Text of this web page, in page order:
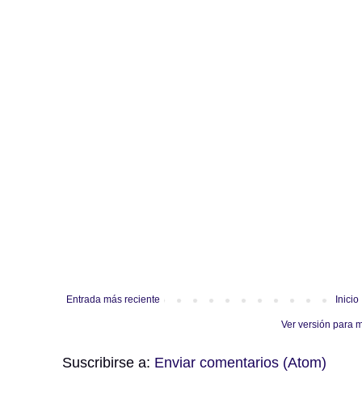
Entrada más reciente Inicio
Ver versión para
Suscribirse a: Enviar comentarios (Atom)